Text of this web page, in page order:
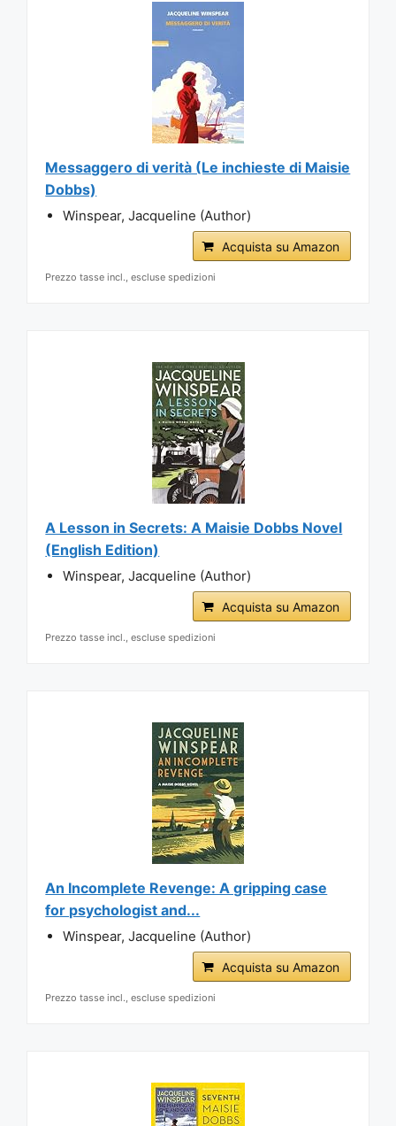
Messaggero di verità (Le inchieste di Maisie
Dobbs)
Winspear, Jacqueline (Author)
Acquista su Amazon
Prezzo tasse incl., escluse spedizioni
A Lesson in Secrets: A Maisie Dobbs Novel
(English Edition)
Winspear, Jacqueline (Author)
Acquista su Amazon
Prezzo tasse incl., escluse spedizioni
An Incomplete Revenge: A gripping case
for psychologist and...
Winspear, Jacqueline (Author)
Acquista su Amazon
Prezzo tasse incl., escluse spedizioni